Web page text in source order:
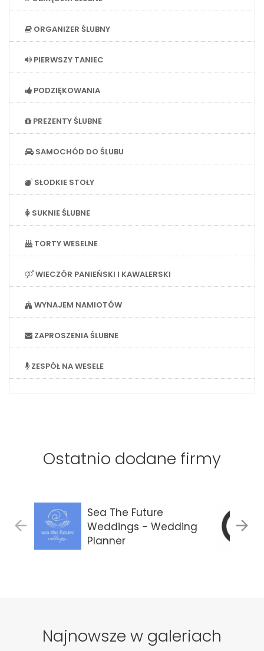
ORGANIZER ŚLUBNY
PIERWSZY TANIEC
PODZIĘKOWANIA
PREZENTY ŚLUBNE
SAMOCHÓD DO ŚLUBU
SŁODKIE STOŁY
SUKNIE ŚLUBNE
TORTY WESELNE
WIECZÓR PANIEŃSKI I KAWALERSKI
WYNAJEM NAMIOTÓW
ZAPROSZENIA ŚLUBNE
ZESPÓŁ NA WESELE
Ostatnio dodane firmy
Sea The Future
Weddings - Wedding
Planner
Najnowsze w galeriach